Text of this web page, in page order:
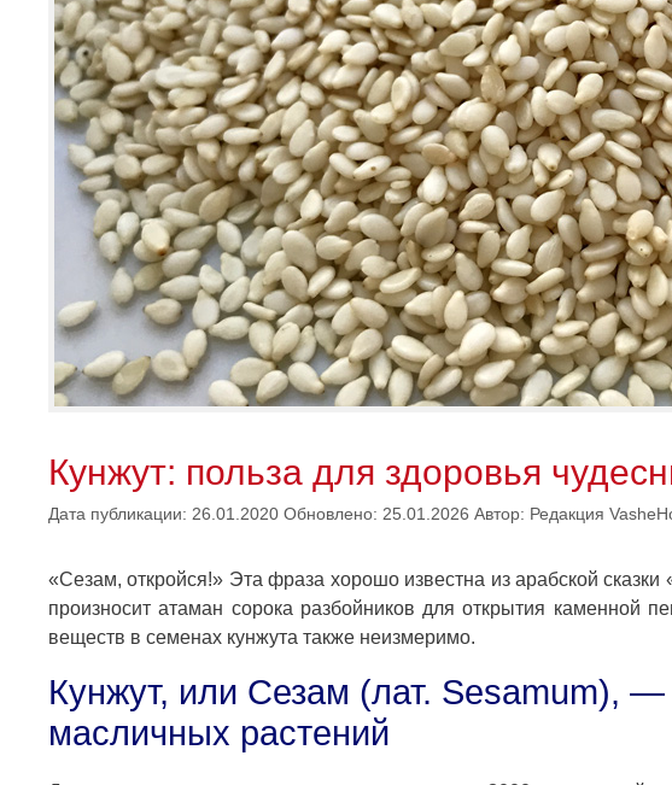
Кунжут: польза для здоровья
Дата публикации: 26.01.2020 Обновлено: 25.01.2026 Автор: Редакция
«Сезам, откройся!» Эта фраза хорошо известна из арабской
произносит атаман сорока разбойников для открытия каменной
веществ в семенах кунжута также неизмеримо.
Кунжут, или Сезам (лат. Sesamum),
масличных растений